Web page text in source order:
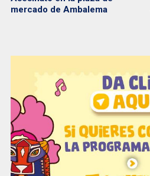
mercado de Ambalema